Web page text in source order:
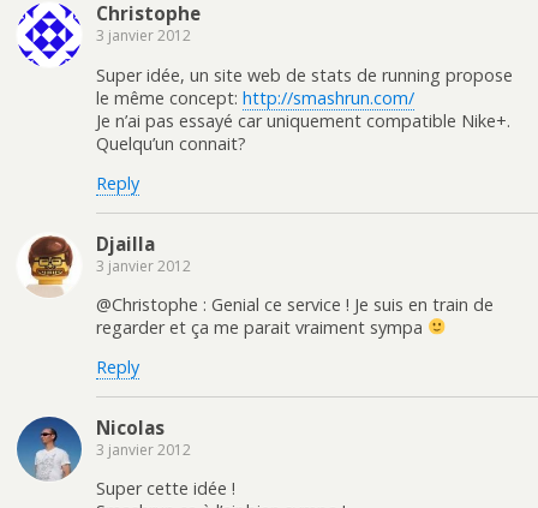
Christophe
3 janvier 2012
Super idée, un site web de stats de running propose
le même concept: http://smashrun.com/
Je n’ai pas essayé car uniquement compatible Nike+.
Quelqu’un connait?
Reply
Djailla
3 janvier 2012
@Christophe : Genial ce service ! Je suis en train de
regarder et ça me parait vraiment sympa
Reply
Nicolas
3 janvier 2012
Super cette idée !